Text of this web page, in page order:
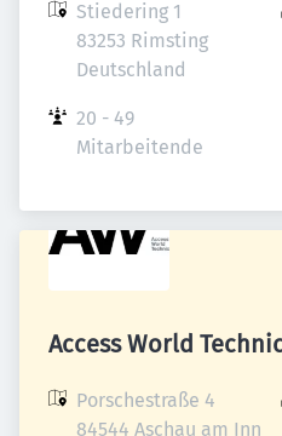
Stiedering 1
83253 Rimsting
Deutschland
20 - 49
Mitarbeitende
Access World
Porschestraße 4
84544 Aschau am Inn